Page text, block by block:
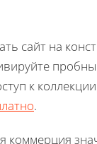
сайт на
к коллекции
.
коммерция